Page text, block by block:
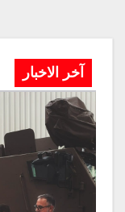
آخر الاخبار